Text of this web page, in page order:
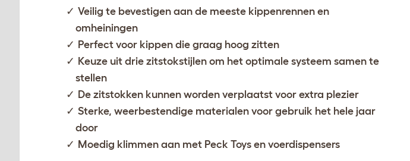
Veilig te bevestigen aan de meeste kippenrennen en
omheiningen
Perfect voor kippen die graag hoog zitten
Keuze uit drie zitstokstijlen om het optimale systeem samen te
stellen
De zitstokken kunnen worden verplaatst voor extra plezier
Sterke, weerbestendige materialen voor gebruik het hele jaar
door
Moedig klimmen aan met Peck Toys en voerdispensers